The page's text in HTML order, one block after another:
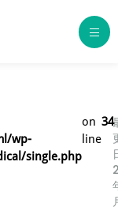
ク
wp-
single.php
on
line
34